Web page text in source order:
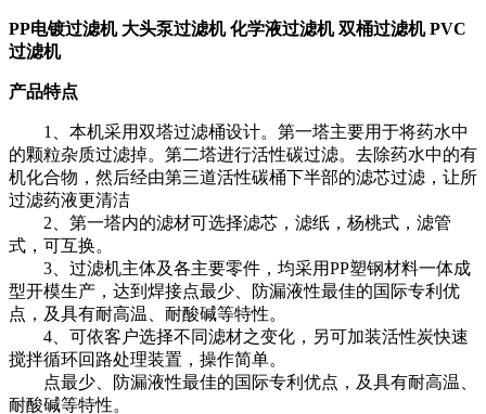
PP电镀过滤机 大头泵过滤机 化学液过滤机 双桶过滤机 PVC
过滤机
产品特点
1、本机采用双塔过滤桶设计。第一塔主要用于将药水中
的颗粒杂质过滤掉。第二塔进行活性碳过滤。去除药水中的有
机化合物，然后经由第三道活性碳桶下半部的滤芯过滤，让所
过滤药液更清洁
2、第一塔内的滤材可选择滤芯，滤纸，杨桃式，滤管
式，可互换。
3、过滤机主体及各主要零件，均采用PP塑钢材料一体成
型开模生产，达到焊接点最少、防漏液性最佳的国际专利优
点，及具有耐高温、耐酸碱等特性。
4、可依客户选择不同滤材之变化，另可加装活性炭快速
搅拌循环回路处理装置，操作简单。
点最少、防漏液性最佳的国际专利优点，及具有耐高温、
耐酸碱等特性。